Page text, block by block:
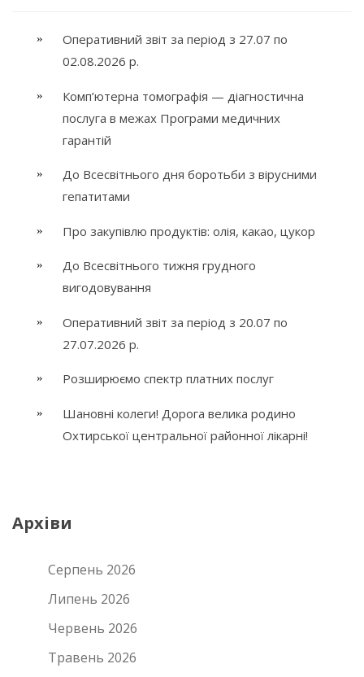
Оперативний звіт за період з 27.07 по
02.08.2026 р.
Комп’ютерна томографія — діагностична
послуга в межах Програми медичних
гарантій
До Всесвітнього дня боротьби з вірусними
гепатитами
Про закупівлю продуктів: олія, какао, цукор
До Всесвітнього тижня грудного
вигодовування
Оперативний звіт за період з 20.07 по
27.07.2026 р.
Розширюємо спектр платних послуг
Шановні колеги! Дорога велика родино
Охтирської центральної районної лікарні!
Архіви
Серпень 2026
Липень 2026
Червень 2026
Травень 2026